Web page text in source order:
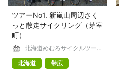
ツアーNo1. 新嵐山周辺さく
っと散走サイクリング（芽室
町）
北海道めむろサイクルツーリ
北海道
帯広